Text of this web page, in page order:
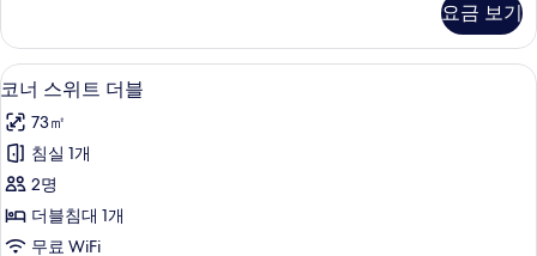
두
보
기
이
상
시
정
비
주
2
7
이
상
시
정
비
주
2
[ECO
package:
3
박
이
상
투
숙
스
위
트
밀
리
[ECO
package:
3
박
요금 보기
코
너
스
위
트
더
고급 침구, 객실 내 금고, 책상, 암막 커튼
5
코너 스위트 더블
73㎡
침실 1개
2명
더블침대 1개
무료 WiFi